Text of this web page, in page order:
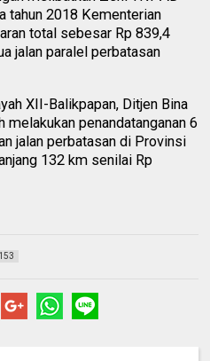
tahun 2018 Kementerian
total sebesar Rp 839,4
jalan paralel perbatasan
XII-Balikpapan, Ditjen Bina
penandatanganan 6
jalan perbatasan di Provinsi
132 km senilai Rp
153